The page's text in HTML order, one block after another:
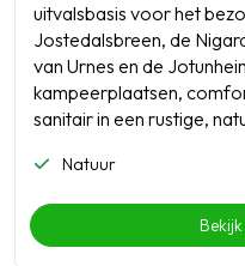
uitvalsbasis voor het
Jostedalsbreen, de
van Urnes en de
kampeerplaatsen,
sanitair in een rustige,
Natuur